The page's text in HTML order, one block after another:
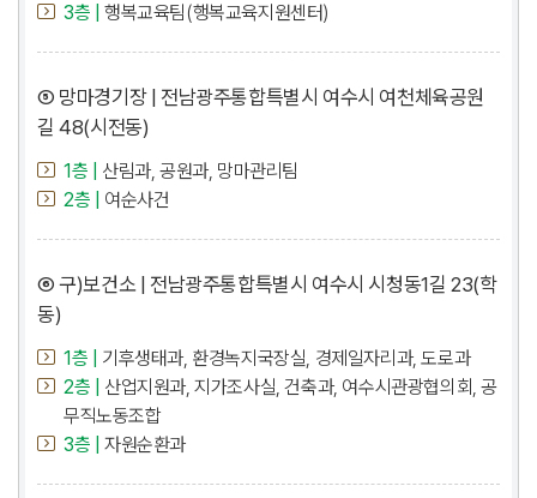
3층 |
행복교육팀(행복교육지원센터)
⑤ 망마경기장 | 전남광주통합특별시 여수시 여천체육공원
길 48(시전동)
1층 |
산림과, 공원과, 망마관리팀
2층 |
여순사건
⑥ 구)보건소 | 전남광주통합특별시 여수시 시청동1길 23(학
동)
1층 |
기후생태과, 환경녹지국장실, 경제일자리과, 도로과
2층 |
산업지원과, 지가조사실, 건축과, 여수시관광협의회, 공
무직노동조합
3층 |
자원순환과